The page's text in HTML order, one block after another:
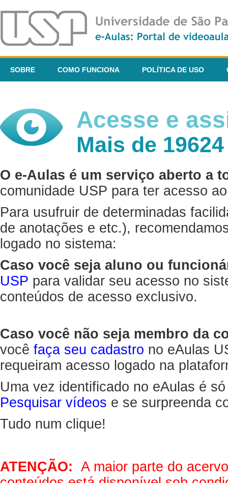
SOBRE COMO FUNCIONA POLÍTICA DE USO
Acesse e
Mais de
O e-Aulas é um serviço aberto a
comunidade USP para ter acesso
Para usufruir de determinadas
de anotações e etc.),
logado no sistema:
Caso você seja aluno ou
USP para validar seu acesso no
conteúdos de acesso exclusivo.
Caso você não seja membro da
você faça seu cadastro no eAulas
requeiram acesso logado na
Uma vez identificado no eAulas é
Pesquisar vídeos e se surpreenda
Tudo num clique!
ATENÇÃO: A maior parte do